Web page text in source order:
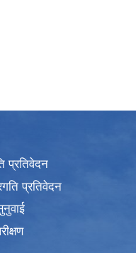
प्रतिवेदन
प्रतिवेदन